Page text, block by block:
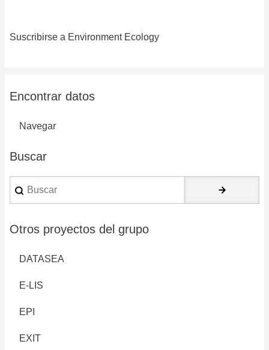
Suscribirse a Environment Ecology
Encontrar datos
Navegar
Buscar
Buscar
Otros proyectos del grupo
DATASEA
E-LIS
EPI
EXIT